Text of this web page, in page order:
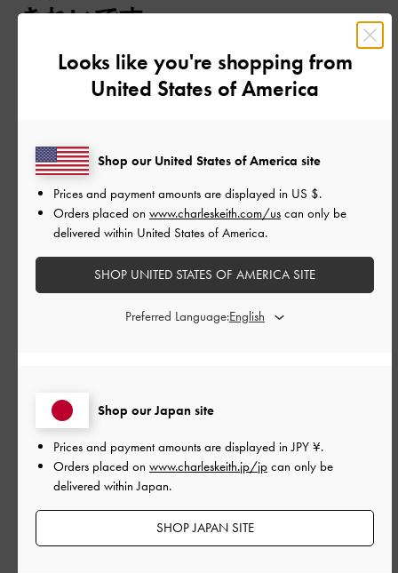
きれいです
デザイン
とてもよかった
品質
日
ご利用者様
Color suits me well
2026-06-03
Looks like you're shopping from
United States of America
Shop our Japan site
Prices and payment amounts are displayed inJPY ¥.
Orders placed on www.charleskeith.jp/jp can only be
delivered within Japan.
SHOP JAPAN SITE
Shop our United States of America site
Prices and payment amounts are displayed in US $.
Orders placed on www.charleskeith.com/us can only be
delivered within United States of America.
SHOP UNITED STATES OF AMERICA SITE
Preferred Language: